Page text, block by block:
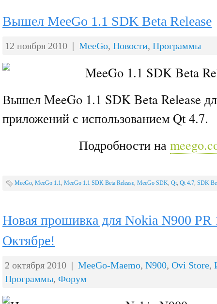
Вышел MeeGo 1.1 SDK Beta Release
12 ноября 2010 | MeeGo, Новости, Программы
Вышел MeeGo 1.1 SDK Beta Release
приложений с использованием Qt 4.7.
Подробности на
MeeGo, MeeGo 1.1, MeeGo 1.1 SDK Beta Release, MeeGo SDK, Qt, Qt 4.7, SDK
Новая прошивка для Nokia N900 PR
Октябре!
2 октября 2010 | MeeGo-Maemo, N900, Ovi Store,
Программы, Форум